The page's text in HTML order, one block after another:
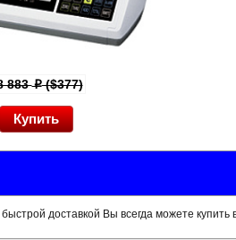
883p($377)
доставкой Вы всегда можете купить